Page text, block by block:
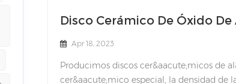
Disco Cerámico De Óxido
Apr 18, 2023
Producimos discos cer&aacute;micos de
cer&aacute;mico especial, la densidad de